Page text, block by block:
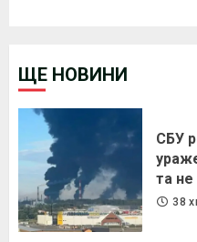
ЩЕ НОВИНИ
СБУ
та не
38